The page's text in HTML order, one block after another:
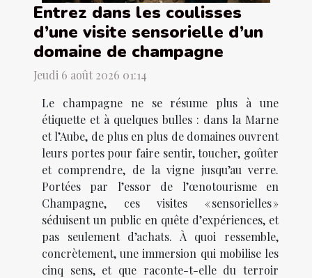
Entrez dans les coulisses
d’une visite sensorielle d’un
domaine de champagne
Jeudi 6 août 2026 01:14
Le champagne ne se résume plus à une
étiquette et à quelques bulles : dans la Marne
et l’Aube, de plus en plus de domaines ouvrent
leurs portes pour faire sentir, toucher, goûter
et comprendre, de la vigne jusqu’au verre.
Portées par l’essor de l’œnotourisme en
Champagne, ces visites « sensorielles »
séduisent un public en quête d’expériences, et
pas seulement d’achats. À quoi ressemble,
concrètement, une immersion qui mobilise les
cinq sens, et que raconte-t-elle du terroir